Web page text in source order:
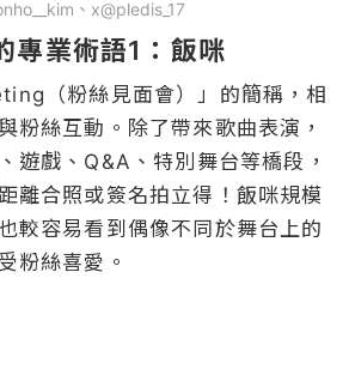
、x@pledis_17
專業術語1：飯咪
（粉絲見面會）」的簡稱，相
粉絲互動。除了帶來歌曲表演，
遊戲、Q&A、特別舞台等橋段，
離合照或簽名拍立得！飯咪規模
較容易看到偶像不同於舞台上的
粉絲喜愛。